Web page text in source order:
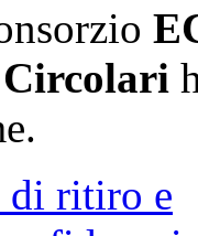
Circolari